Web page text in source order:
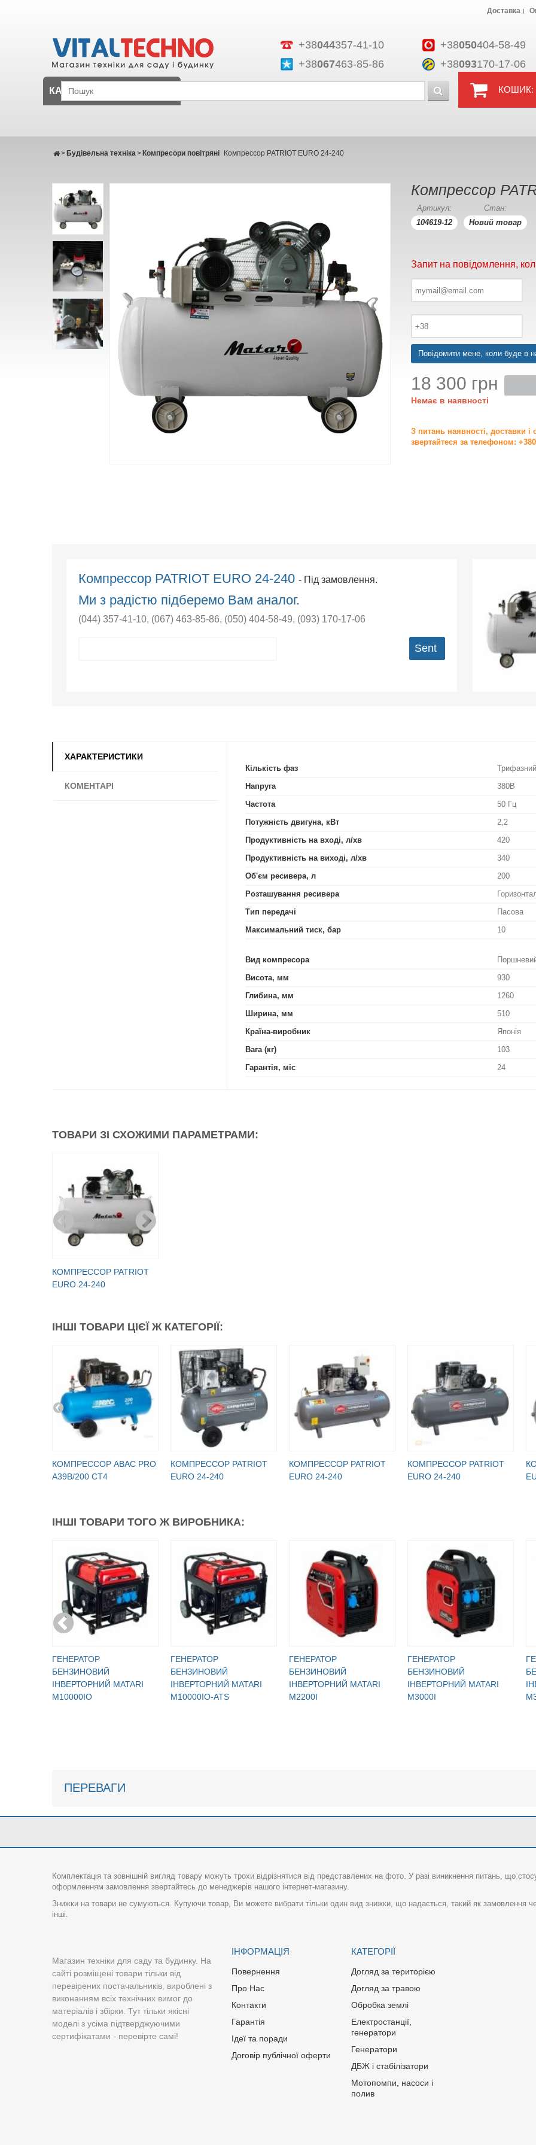
+38044357-41-10 +38050404-58-49
+38067463-85-86 +38093170-17-06
Доставка
КОШИК:
КАТАЛОГ
Будівельна техніка
> Компресори повітряні
> Компрессор PATRIOT EURO 24-240
Компрессор
Артикул:
104619-12
Стан:
Новий товар
Запит на повідомлення,
Повідомити мене, коли буде в
18 300 грн
Немає в наявності
З питань наявності, доставки і
звертайтеся за телефоном:
Компрессор PATRIOT EURO 24-240- Під замовлення.
Ми з радістю підберемо Вам аналог.
(044) 357-41-10, (067) 463-85-86, (050) 404-58-49, (093) 170-17-06
Sent
ХАРАКТЕРИСТИКИ
КОМЕНТАРІ
Кількість фаз
Трифазний
Напруга
380В
Частота
50 Гц
Потужність двигуна, кВт
2,2
Продуктивність на вході, л/хв
420
Продуктивність на виході, л/хв
340
Об'єм ресивера, л
200
Розташування ресивера
Тип передачі
Пасова
Максимальний тиск, бар
10
Вид компресора
Висота, мм
930
Глибина, мм
1260
Ширина, мм
510
Країна-виробник
Японія
Вага (кг)
103
Гарантія, міс
24
ТОВАРИ ЗІ СХОЖИМИ ПАРАМЕТРАМИ:
КОМПРЕССОР PATRIOT
EURO 24-240
ІНШІ ТОВАРИ ЦІЄЇ Ж КАТЕГОРІЇ:
КОМПРЕССОР ABAC PRO
A39B/200 CT4
КОМПРЕССОР PATRIOT
EURO 24-240
КОМПРЕССОР PATRIOT
EURO 24-240
КОМПРЕССОР PATRIOT
EURO 24-240
ІНШІ ТОВАРИ ТОГО Ж ВИРОБНИКА:
ГЕНЕРАТОР
БЕНЗИНОВИЙ
IНВЕРТОРНИЙ MATARI
M10000IO
ГЕНЕРАТОР
БЕНЗИНОВИЙ
IНВЕРТОРНИЙ MATARI
M10000IO-ATS
ГЕНЕРАТОР
БЕНЗИНОВИЙ
IНВЕРТОРНИЙ MATARI
M2200I
ГЕНЕРАТОР
БЕНЗИНОВИЙ
IНВЕРТОРНИЙ MATARI
M3000I
ПЕРЕВАГИ
Комплектація та зовнішній вигляд товару можуть трохи відрізнятися від представлених на фото. У разі виникнення питань, що
оформленням замовлення звертайтесь до менеджерів нашого інтернет-магазину.
Знижки на товари не сумуються. Купуючи товар, Ви можете вибрати тільки один вид знижки, що надається, такий як замовлення
інші.
Магазин техніки для саду та будинку. На
сайті розміщені товари тільки від
перевірених постачальників, вироблені з
виконанням всіх технічних вимог до
матеріалів і збірки. Тут тільки якісні
моделі з усіма підтверджуючими
сертифікатами - перевірте самі!
ІНФОРМАЦІЯ
Повернення
Про Нас
Контакти
Гарантія
Ідеї та поради
Договір публічної оферти
КАТЕГОРІЇ
Догляд за територією
Догляд за травою
Обробка землі
Електростанції,
генератори
Генератори
ДБЖ і стабілізатори
Мотопомпи, насоси і
полив